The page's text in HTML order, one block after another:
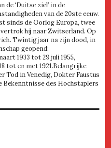
de ‘Duitse ziel’ in de
van de 20ste eeuw.
sinds de Oorlog Europa, twee
hij naar Zwitserland. Op
Twintig jaar na zijn dood, in
geopend:
1933 tot 29 juli 1955,
tot en met 1921.Belangrijke
Tod in Venedig, Dokter Faustus
Bekenntnisse des Hochstaplers